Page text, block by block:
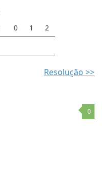
0 1 2
Resolução >>
0